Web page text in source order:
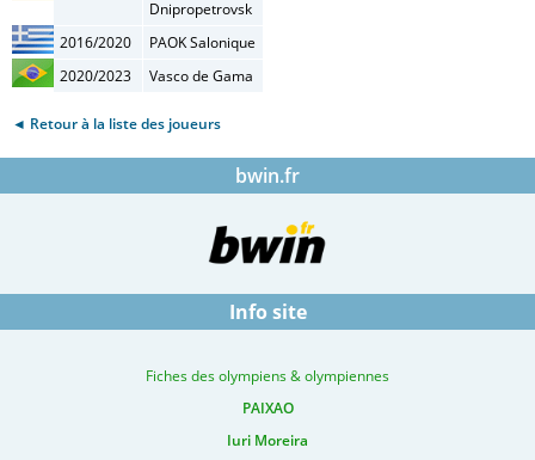
Dnipropetrovsk
2016/2020
PAOK Salonique
2020/2023
Vasco de Gama
◄ Retour à la liste des joueurs
bwin.fr
Info site
Fiches des olympiens & olympiennes
PAIXAO
Iuri Moreira